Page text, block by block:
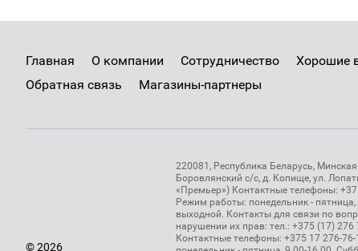
Главная О компании Сотрудничество
Хорошие
Обратная связь
Магазины-партнеры
© 2026
220081, Республика Беларусь,
Боровлянский с/с, д. Копище, ул.
«Премьер») Контактные телефоны:
Режим работы: понедельник - пятница,
выходной. Контакты для связи по
нарушении их прав: тел.: +375 (17) 276
Контактные телефоны: +375 17 276-